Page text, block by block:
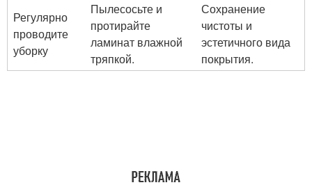
Регулярно
проводите
уборку
Пылесосьте и
протирайте
ламинат влажной
тряпкой.
Сохранение
чистоты и
эстетичного вида
покрытия.